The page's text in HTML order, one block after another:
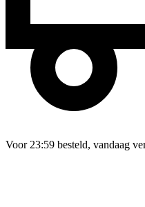
Voor 23:59 besteld, vandaag